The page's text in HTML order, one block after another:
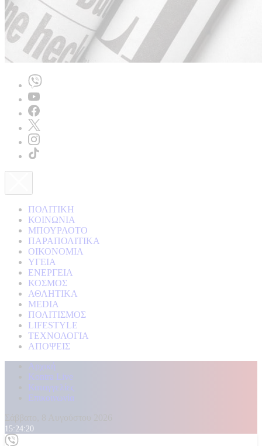
ΠΟΛΙΤΙΚΗ
ΚΟΙΝΩΝΙΑ
ΜΠΟΥΡΛΟΤΟ
ΠΑΡΑΠΟΛΙΤΙΚΑ
ΟΙΚΟΝΟΜΙΑ
ΥΓΕΙΑ
ΕΝΕΡΓΕΙΑ
ΚΟΣΜΟΣ
ΑΘΛΗΤΙΚΑ
MEDIA
ΠΟΛΙΤΙΣΜΟΣ
LIFESTYLE
ΤΕΧΝΟΛΟΓΙΑ
ΑΠΟΨΕΙΣ
Αρχική
Kontra Live
Καταγγελίες
Επικοινωνία
15:24:22